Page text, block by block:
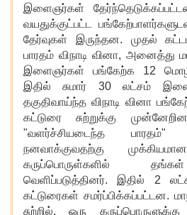
இளைஞர்கள்
வயதுக்குட்பட்ட
தேர்வுகள் இருந்தன. முதல்
பாரதம் விநாடி வினா, அனைத்து
இளைஞர்கள் பங்கேற்க 12
இதில் சுமார் 30 லட்சம்
தகுதிவாய்ந்த விநாடி வினா
கட்டுரை சுற்றுக்கு
"வளர்ச்சியடைந்த
நனவாக்குவதற்கு
கருப்பொருள்களில்
வெளிப்படுத்தினர். இதில் 2
கட்டுரைகள் சமர்ப்பிக்கப்பட்டன.
சுற்றில், ஒரு